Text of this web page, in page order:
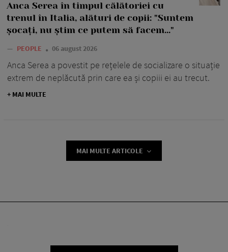
Anca Serea în timpul călătoriei cu
trenul în Italia, alături de copii: "Suntem
șocați, nu știm ce putem să facem..."
— PEOPLE 06 august 2026
Anca Serea a povestit pe rețelele de socializare o situație
extrem de neplăcută prin care ea și copiii ei au trecut.
+ MAI MULTE
MAI MULTE ARTICOLE